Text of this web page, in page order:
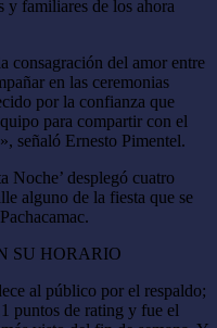
y familiares de los ahora
consagración del amor entre
en las ceremonias
por la confianza que
para compartir con el
señaló Ernesto Pimentel.
Noche’ desplegó cuatro
alguno de la fiesta que se
SU HORARIO
al público por el respaldo;
puntos de rating y fue el